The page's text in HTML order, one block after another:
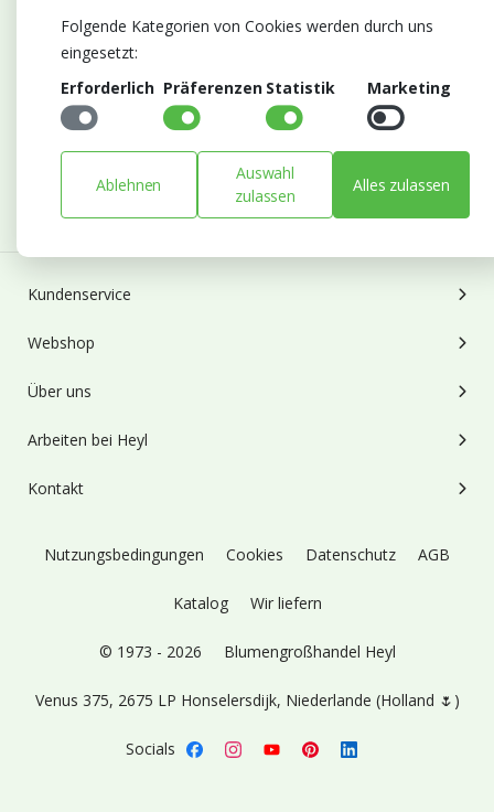
Abonnieren Sie unseren Newsletter
Bleiben Sie auf dem Laufenden mit Neuigkeiten und
Entwicklungen von Blumengroßhandel Heyl
Abonnieren
Kundenservice
Webshop
Über uns
Arbeiten bei Heyl
Kontakt
Nutzungsbedingungen Cookies Datenschutz AGB
Katalog Wir liefern
© 1973 - 2026 Blumengroßhandel Heyl
Venus 375, 2675 LP Honselersdijk, Niederlande (Holland 🌷)
Socials
Folgende Kategorien von Cookies werden durch uns
eingesetzt:
Erforderlich Präferenzen Statistik Marketing
Ablehnen
Auswahl
zulassen
Alles zulassen